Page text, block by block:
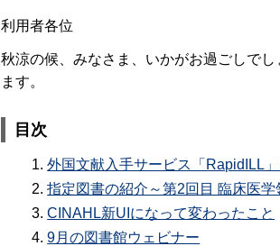
利用者各位
秋涼の候、みなさま、いかがお過ごしで
ます。
目次
外国文献入手サービス「RapidILL
指定図書の紹介～第2回目 臨床医学
CINAHL新UIになって変わったこと
9月の図書館ウェビナー